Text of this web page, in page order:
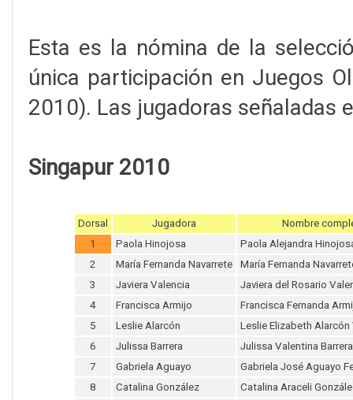
Esta es la nómina de la
única participación en Juegos
2010). Las jugadoras señaladas
Singapur 2010
Dorsal Jugadora
Nombre
1
Paola Hinojosa
Paola Alejandra
2
María Fernanda Navarrete
María Fernanda
3
Javiera Valencia
Javiera del Rosario
4
Francisca Armijo
Francisca Fernanda
5
Leslie Alarcón
Leslie Elizabeth Alarcón
6
Julissa Barrera
Julissa Valentina
7
Gabriela Aguayo
Gabriela José Aguayo
8
Catalina González
Catalina Araceli